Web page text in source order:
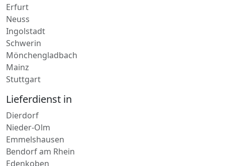
Erfurt
Neuss
Ingolstadt
Schwerin
Mönchengladbach
Mainz
Stuttgart
Lieferdienst in
Dierdorf
Nieder-Olm
Emmelshausen
Bendorf am Rhein
Edenkoben